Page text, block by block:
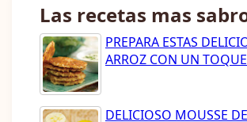
Las recetas mas
PREPARA ESTAS
ARROZ CON UN
DELICIOSO MOUSSE